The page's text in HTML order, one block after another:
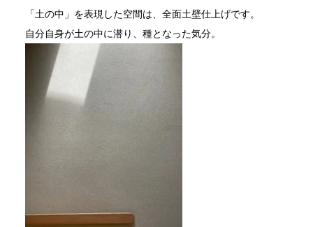
「土の中」を表現した空間は、全面土壁仕上げです。
自分自身が土の中に潜り、種となった気分。